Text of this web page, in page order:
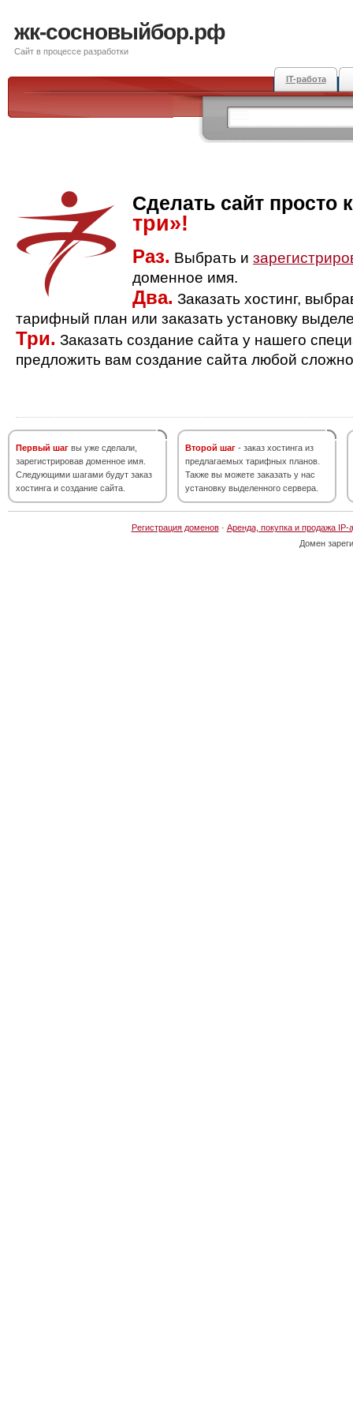
жк-сосновыйбор.рф
Сайт в процессе разработки
IT-работа
Сделать сайт просто
три»!
Раз. Выбрать и
доменное имя.
Два. Заказать хостинг,
тарифный план или заказать установку
Три. Заказать создание сайта у нашего
предложить вам создание сайта любой
Первый шаг вы уже сделали,
зарегистрировав доменное имя.
Следующими шагами будут заказ
хостинга и создание сайта.
Второй шаг - заказ хостинга из
предлагаемых тарифных планов.
Также вы можете заказать у нас
установку выделенного сервера.
Регистрация доменов· Аренда, покупка и продажа IP-
Домен